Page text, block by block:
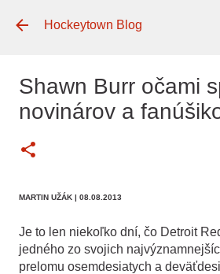
Preskočiť na hlavný
Hockeytown Blog
Shawn Burr očami
novinárov a
MARTIN UŽÁK | 08.08.2013
Je to len niekoľko dní, čo Detroit
jedného zo svojich
prelomu osemdesiatych a